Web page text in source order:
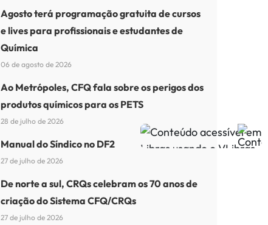
Agosto terá programação gratuita de cursos
e lives para profissionais e estudantes de
Química
06 de agosto de 2026
Ao Metrópoles, CFQ fala sobre os perigos dos
produtos químicos para os PETS
28 de julho de 2026
Manual do Síndico no DF2
27 de julho de 2026
De norte a sul, CRQs celebram os 70 anos de
criação do Sistema CFQ/CRQs
27 de julho de 2026